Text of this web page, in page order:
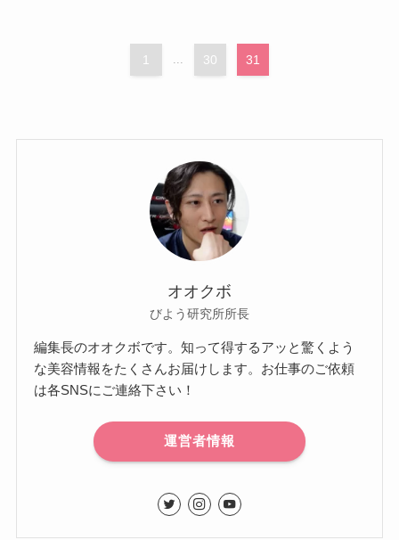
1 ... 30 31
オオクボ
びよう研究所所長
編集長のオオクボです。知って得するアッと驚くよう
な美容情報をたくさんお届けします。お仕事のご依頼
は各SNSにご連絡下さい！
運営者情報